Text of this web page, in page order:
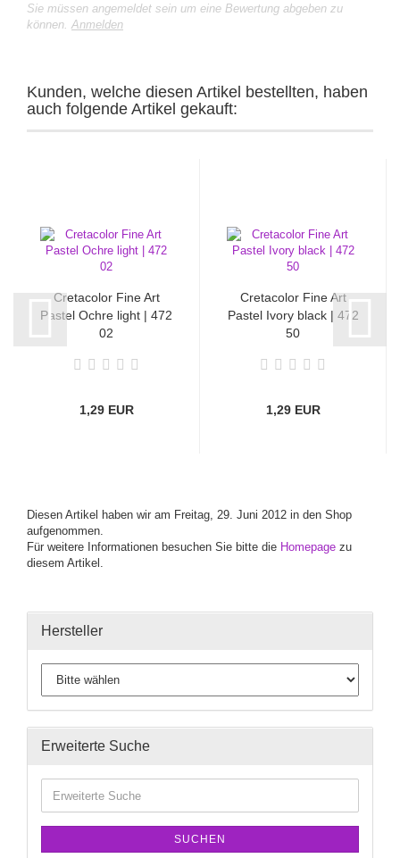
Sie müssen angemeldet sein um eine Bewertung abgeben zu
können. Anmelden
Kunden, welche diesen Artikel bestellten, haben
auch folgende Artikel gekauft:
Cretacolor Fine Art
Pastel Ochre light | 472
02
1,29 EUR
Cretacolor Fine Art
Pastel Ivory black | 472
50
1,29 EUR
Diesen Artikel haben wir am Freitag, 29. Juni 2012 in den Shop
aufgenommen.
Für weitere Informationen besuchen Sie bitte die Homepage zu
diesem Artikel.
Hersteller
Erweiterte Suche
SUCHEN